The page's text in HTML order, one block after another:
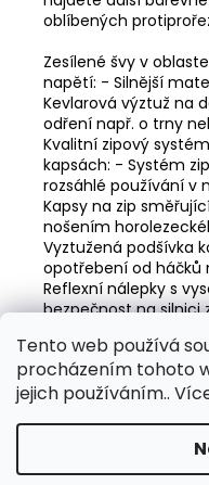
Tento web používá
procházením tohoto
jejich používáním..
oblíbených
Zesílené švy v
napětí: - Silnější
Kevlarová výztuž na
odření např. o trny
Kvalitní zipový
kapsách: - Systém
rozsáhlé používání v
Kapsy na zip
nošením
Vyztužená podšívka
opotřebení od háčků
Reflexní nálepky s
bezpečnost na silnici
Kapsy na náklad a
kryt: - Zabraňuje
Elastické stahovací